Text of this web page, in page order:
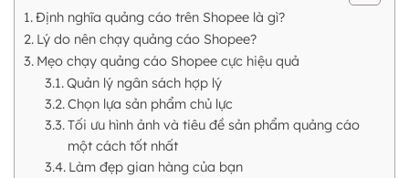
Định nghĩa quảng cáo trên Shopee là gì?
Lý do nên chạy quảng cáo Shopee?
Mẹo chạy quảng cáo Shopee cực hiệu quả
Quản lý ngân sách hợp lý
Chọn lựa sản phẩm chủ lực
Tối ưu hình ảnh và tiêu đề sản phẩm quảng cáo
một cách tốt nhất
Làm đẹp gian hàng của bạn